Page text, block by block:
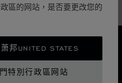
區的网站，是否要更改您的
邦UNITED STATES
特別行政區网站